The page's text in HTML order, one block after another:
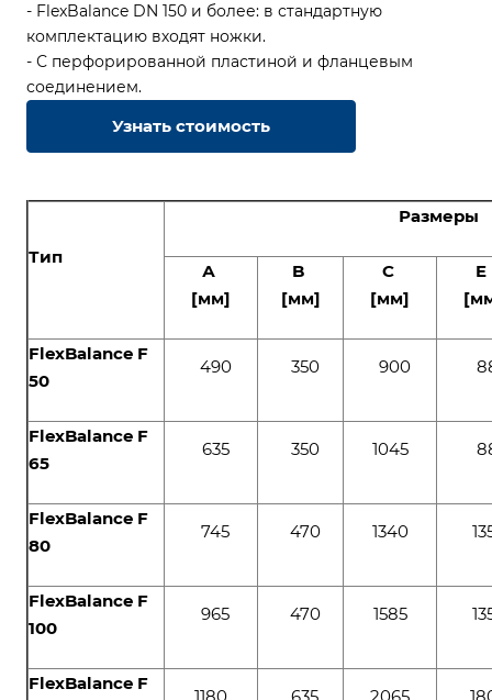
- FlexBalance DN 150 и более: в стандартную
комплектацию входят ножки.
- С перфорированной пластиной и фланцевым
соединением.
Узнать стоимость
Тип
Размеры
А
[мм]
B
[мм]
C
[мм]
E
FlexBalance F
50
490 350 900
FlexBalance F
65
635 350 1045
FlexBalance F
80
745 470 1340
FlexBalance F
100
965 470 1585
FlexBalance F